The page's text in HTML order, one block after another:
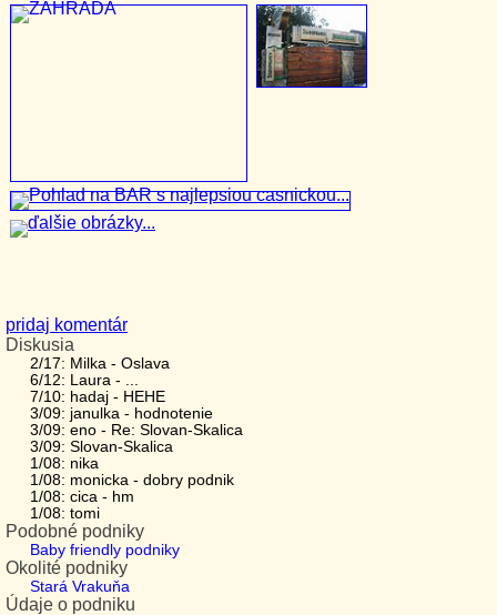
pridaj komentár
Diskusia
2/17: Milka - Oslava
6/12: Laura - ...
7/10: hadaj - HEHE
3/09: janulka - hodnotenie
3/09: eno - Re: Slovan-Skalica
3/09: Slovan-Skalica
1/08: nika
1/08: monicka - dobry podnik
1/08: cica - hm
1/08: tomi
Podobné podniky
Baby friendly podniky
Okolité podniky
Stará Vrakuňa
Údaje o podniku